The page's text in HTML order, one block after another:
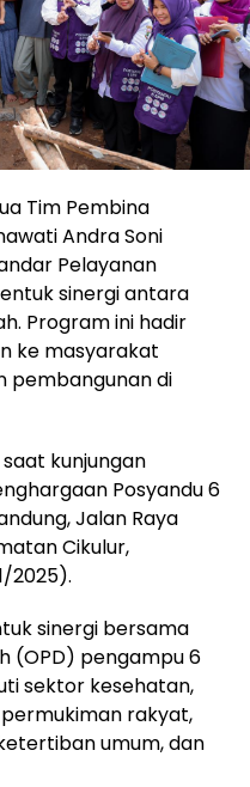
Tim Pembina
Andra Soni
Pelayanan
sinergi antara
Program ini hadir
ke masyarakat
pembangunan di
kunjungan
Posyandu 6
Jalan Raya
Cikulur,
2025).
sinergi bersama
(OPD) pengampu 6
sektor kesehatan,
rakyat,
umum, dan